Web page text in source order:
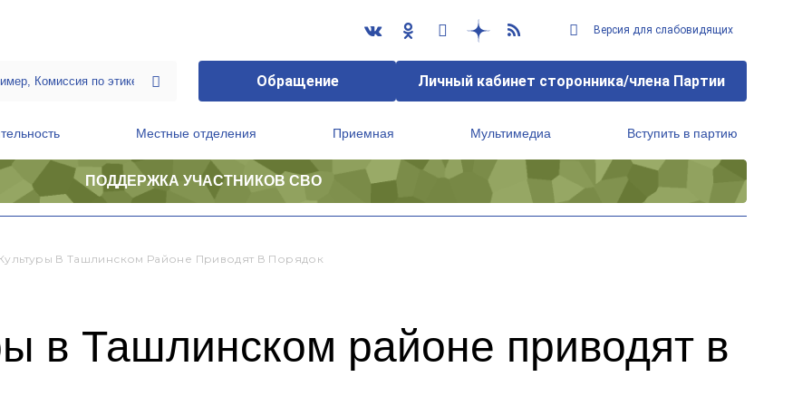
Версия для слабовидящих
Обращение Личный кабинет сторонника/члена Партии
Местные отделения Приемная Мультимедиа Вступить в партию
ПОДДЕРЖКА УЧАСТНИКОВ СВО
В Ташлинском Районе Приводят В Порядок
в Ташлинском районе приводят в